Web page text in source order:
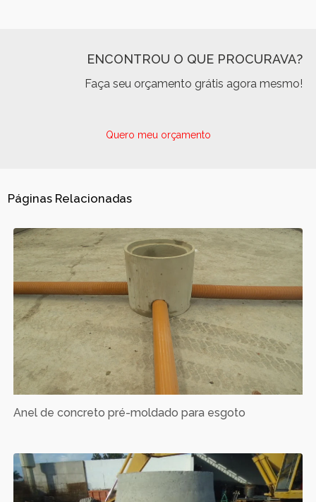
ENCONTROU O QUE PROCURAVA?
Faça seu orçamento grátis agora mesmo!
Quero meu orçamento
Páginas Relacionadas
Anel de concreto pré-moldado para esgoto